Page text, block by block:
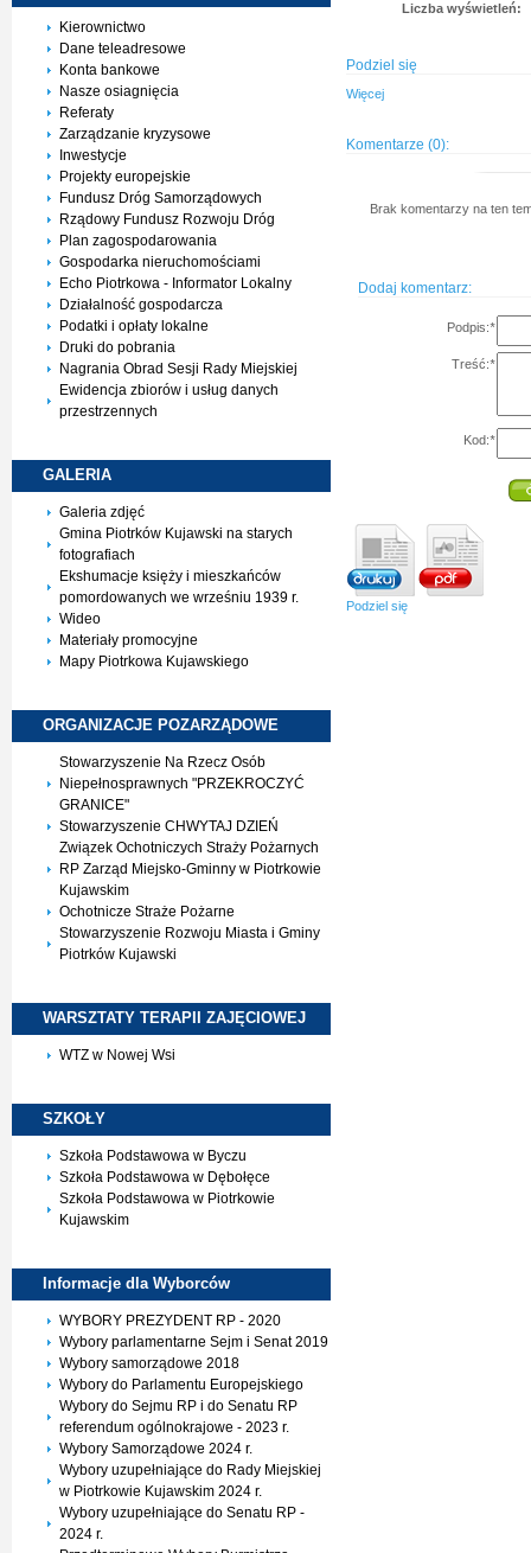
Kierownictwo
Dane teleadresowe
Konta bankowe
Nasze osiagnięcia
Referaty
Zarządzanie kryzysowe
Inwestycje
Projekty europejskie
Fundusz Dróg Samorządowych
Rządowy Fundusz Rozwoju Dróg
Plan zagospodarowania
Gospodarka nieruchomościami
Echo Piotrkowa - Informator Lokalny
Działalność gospodarcza
Podatki i opłaty lokalne
Druki do pobrania
Nagrania Obrad Sesji Rady Miejskiej
Ewidencja zbiorów i usług danych
przestrzennych
GALERIA
Galeria zdjęć
Gmina Piotrków Kujawski na starych
fotografiach
Ekshumacje księży i mieszkańców
pomordowanych we wrześniu 1939 r.
Wideo
Materiały promocyjne
Mapy Piotrkowa Kujawskiego
ORGANIZACJE POZARZĄDOWE
Stowarzyszenie Na Rzecz Osób
Niepełnosprawnych "PRZEKROCZYĆ
GRANICE"
Stowarzyszenie CHWYTAJ DZIEŃ
Związek Ochotniczych Straży Pożarnych
RP Zarząd Miejsko-Gminny w Piotrkowie
Kujawskim
Ochotnicze Straże Pożarne
Stowarzyszenie Rozwoju Miasta i Gminy
Piotrków Kujawski
WARSZTATY TERAPII ZAJĘCIOWEJ
WTZ w Nowej Wsi
SZKOŁY
Szkoła Podstawowa w Byczu
Szkoła Podstawowa w Dębołęce
Szkoła Podstawowa w Piotrkowie
Kujawskim
Informacje dla Wyborców
WYBORY PREZYDENT RP - 2020
Wybory parlamentarne Sejm i Senat 2019
Wybory samorządowe 2018
Wybory do Parlamentu Europejskiego
Wybory do Sejmu RP i do Senatu RP
referendum ogólnokrajowe - 2023 r.
Wybory Samorządowe 2024 r.
Wybory uzupełniające do Rady Miejskiej
w Piotrkowie Kujawskim 2024 r.
Wybory uzupełniające do Senatu RP -
2024 r.
Liczba wyświetleń:
Podziel się
Więcej
Komentarze (0):
Brak komentarzy na ten
Dodaj komentarz:
Podpis:*
Treść:*
Kod:*
Podziel się